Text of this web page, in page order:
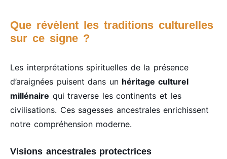
Que révèlent les traditions culturelles
sur ce signe ?
Les interprétations spirituelles de la présence
d’araignées puisent dans un héritage culturel
millénaire qui traverse les continents et les
civilisations. Ces sagesses ancestrales enrichissent
notre compréhension moderne.
Visions ancestrales protectrices